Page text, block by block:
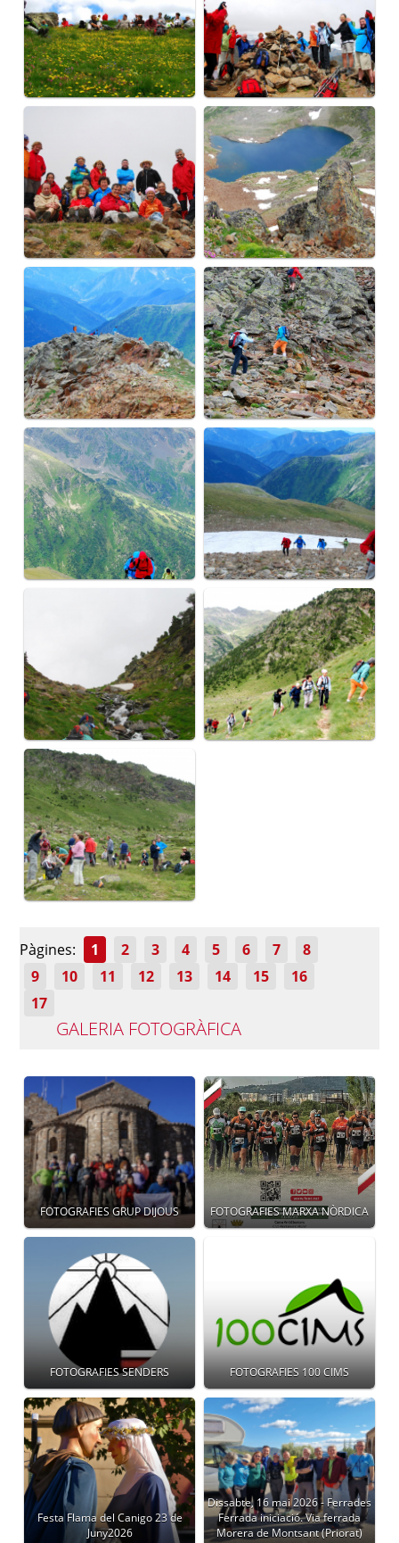
Pàgines: 1 2 3 4 5 6 7
8
9
10 11 12 13 14 15
16
17
GALERIA FOTOGRÀFICA
FOTOGRAFIES GRUP DIJOUS FOTOGRAFIES MARXA NÒRDICA
FOTOGRAFIES SENDERS FOTOGRAFIES 100 CIMS
Festa Flama del Canigo 23 de
Juny2026
Dissabte, 16 mai 2026 - Ferrades
Ferrada iniciació. Via ferrada
Morera de Montsant (Priorat)